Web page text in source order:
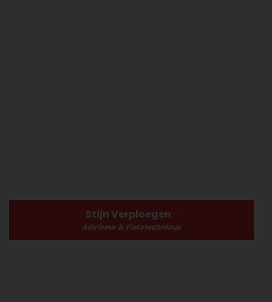
Stijn Verploegen
Adviseur & Fietstechnicus